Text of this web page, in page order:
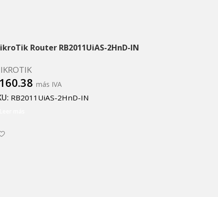
Router RB2011UiAS-2HnD-IN
más IVA
RB2011UiAS-2HnD-IN